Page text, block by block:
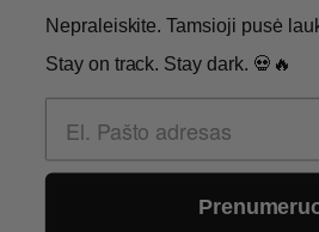
SKIRTA TIK SUAUGUSIEMS
© 2026 Visos teisės
Nepraleiskite. Tamsioji pusė
Stay on track. Stay dark. 💀🔥